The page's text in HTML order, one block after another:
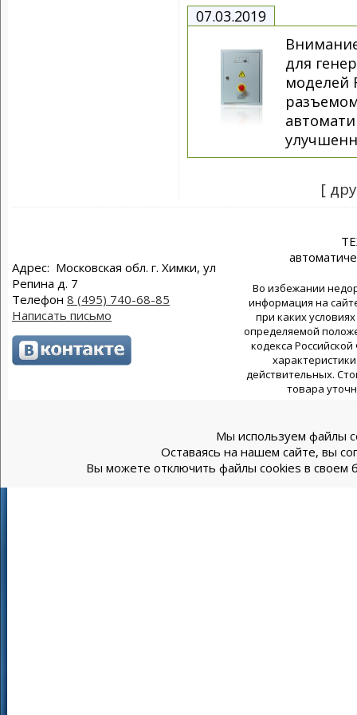
07.03.2019
для
моделей
[
Адрес: Московская обл. г. Химки, ул
Репина д. 7
Телефон 8 (495) 740-68-85
Написать письмо
Во избежании
информация на
при каких
определяемой
кодекса
действительных.
товара
Мы используем файлы
Оставаясь на нашем сайте, вы
Вы можете отключить файлы cookies в своем